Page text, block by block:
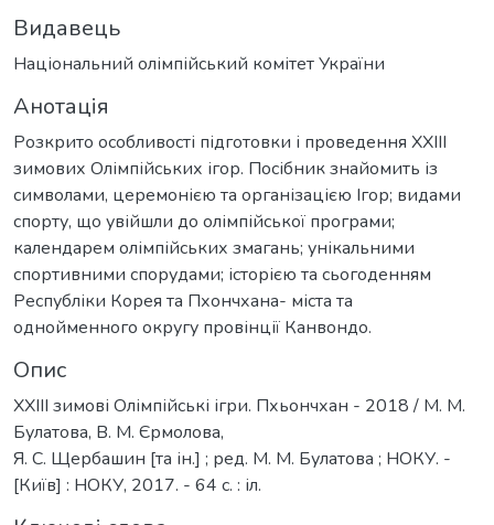
Видавець
Національний олімпійський комітет України
Анотація
Розкрито особливості підготовки і проведення XXIII
зимових Олімпійських ігор. Посібник знайомить із
символами, церемонією та організацією Ігор; видами
спорту, що увійшли до олімпійської програми;
календарем олімпійських змагань; унікальними
спортивними спорудами; історією та сьогоденням
Республіки Корея та Пхончхана- міста та
однойменного округу провінції Канвондо.
Опис
XXIII зимові Олімпійські ігри. Пхьончхан - 2018 / М. М.
Булатова, В. М. Єрмолова,
Я. С. Щербашин [та ін.] ; ред. М. М. Булатова ; НОКУ. -
[Київ] : НОКУ, 2017. - 64 с. : іл.